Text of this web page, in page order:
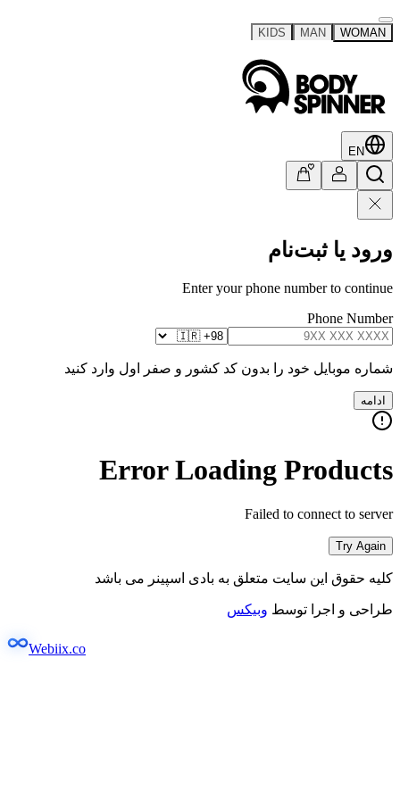
WOMAN
MAN
KIDS
EN
ورود یا ثبت‌نام
Enter your phone number to continue
Phone Number
شماره موبایل خود را بدون کد کشور و صفر اول وارد کنید
ادامه
Error Loading Products
Failed to connect to server
Try Again
کلیه حقوق این سایت متعلق به بادی اسپینر می باشد
طراحی و اجرا توسط وبیکس
Webiix.co